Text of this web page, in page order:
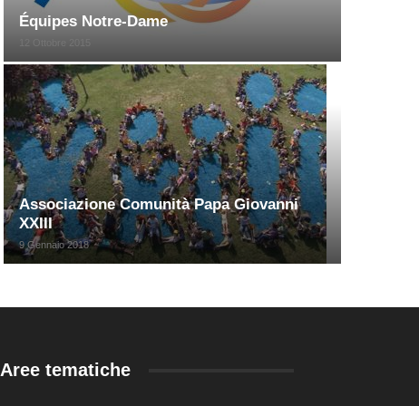
Équipes Notre-Dame
Associazione Comunità Papa Giovanni
XXIII
9 Gennaio 2018
Aree tematiche